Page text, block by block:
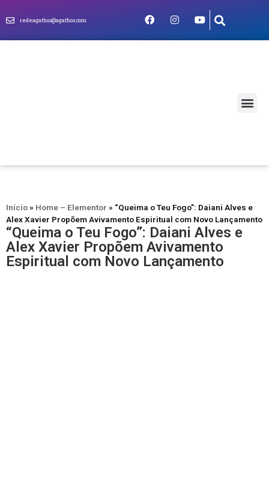
redeagathos@agathos.com
Início» Home – Elementor » “Queima o Teu Fogo”: Daiani Alves e
Alex Xavier Propõem Avivamento Espiritual com Novo Lançamento
“Queima o Teu Fogo”: Daiani Alves e
Alex Xavier Propõem Avivamento
Espiritual com Novo Lançamento